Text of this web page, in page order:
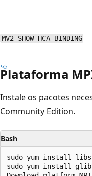
MV2_SHOW_HCA_BINDING
Plataforma
Instale os pacotes
Community Edition.
Bash
sudo yum install
sudo yum install